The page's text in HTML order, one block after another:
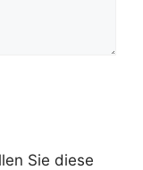
Sie diese